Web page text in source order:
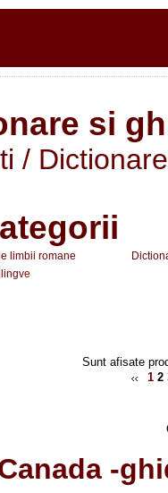
si
/
limbii romane
Sunt afisate
1 2
-